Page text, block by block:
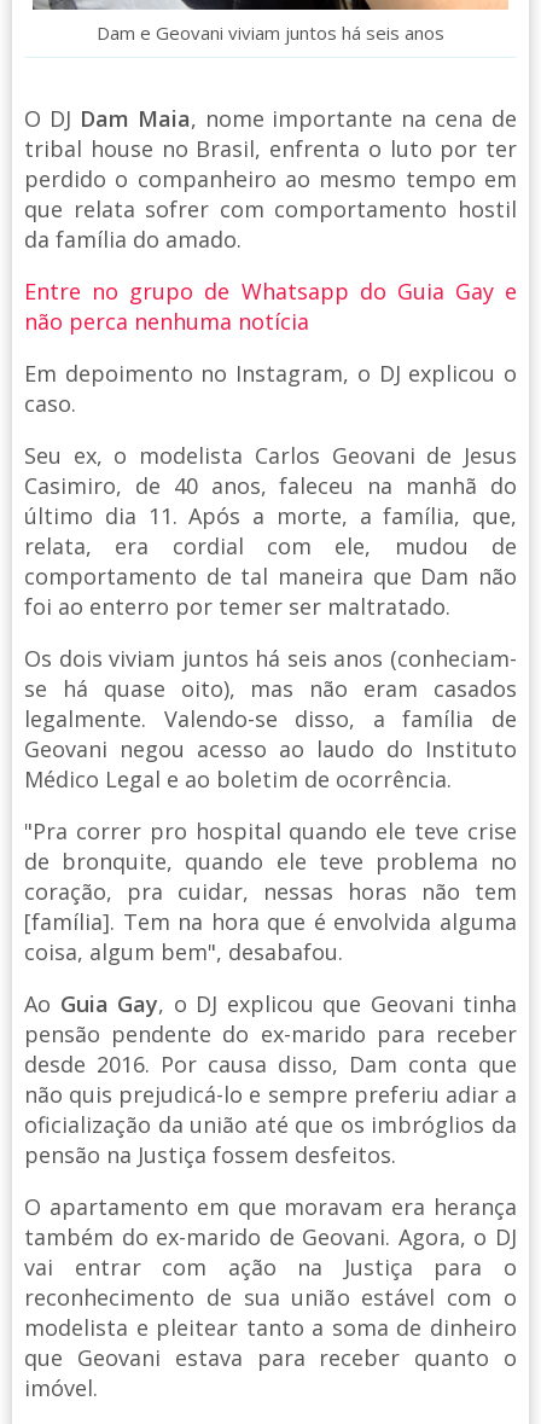
Dam e Geovani viviam juntos há seis anos
O DJ Dam Maia, nome importante na cena de
tribal house no Brasil, enfrenta o luto por ter
perdido o companheiro ao mesmo tempo em
que relata sofrer com comportamento hostil
da família do amado.
Entre no grupo de Whatsapp do Guia Gay e
não perca nenhuma notícia
Em depoimento no Instagram, o DJ explicou o
caso.
Seu ex, o modelista Carlos Geovani de Jesus
Casimiro, de 40 anos, faleceu na manhã do
último dia 11. Após a morte, a família, que,
relata, era cordial com ele, mudou de
comportamento de tal maneira que Dam não
foi ao enterro por temer ser maltratado.
Os dois viviam juntos há seis anos (conheciam-
se há quase oito), mas não eram casados
legalmente. Valendo-se disso, a família de
Geovani negou acesso ao laudo do Instituto
Médico Legal e ao boletim de ocorrência.
"Pra correr pro hospital quando ele teve crise
de bronquite, quando ele teve problema no
coração, pra cuidar, nessas horas não tem
[família]. Tem na hora que é envolvida alguma
coisa, algum bem", desabafou.
Ao Guia Gay, o DJ explicou que Geovani tinha
pensão pendente do ex-marido para receber
desde 2016. Por causa disso, Dam conta que
não quis prejudicá-lo e sempre preferiu adiar a
oficialização da união até que os imbróglios da
pensão na Justiça fossem desfeitos.
O apartamento em que moravam era herança
também do ex-marido de Geovani. Agora, o DJ
vai entrar com ação na Justiça para o
reconhecimento de sua união estável com o
modelista e pleitear tanto a soma de dinheiro
que Geovani estava para receber quanto o
imóvel.